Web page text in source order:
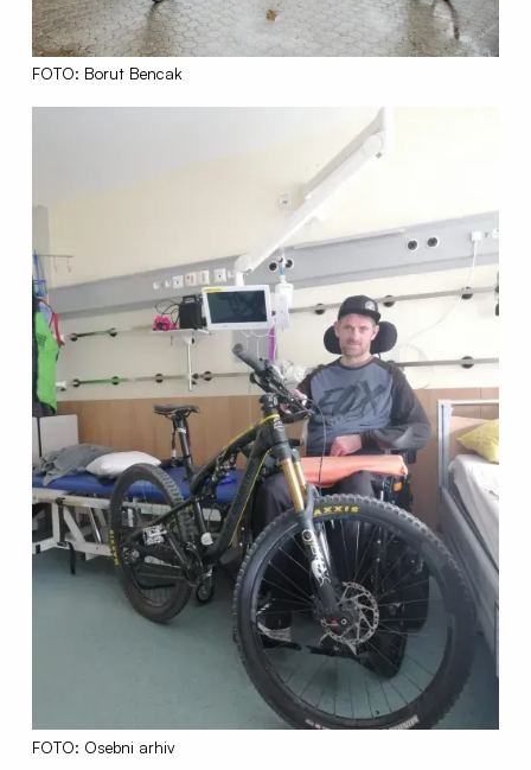
FOTO: Borut Bencak
FOTO: Osebni arhiv